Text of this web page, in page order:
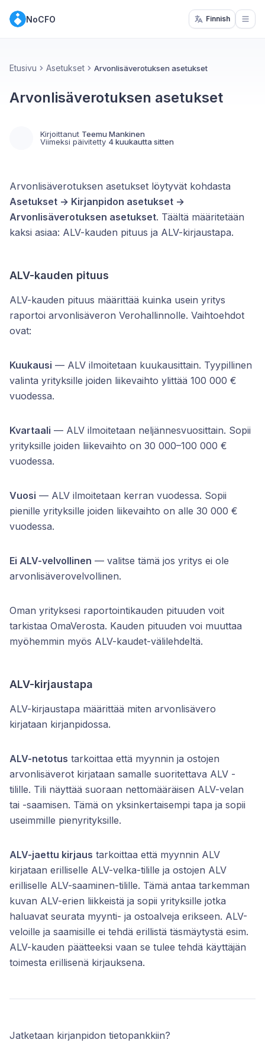
NoCFO Finnish
Etusivu Asetukset Arvonlisäverotuksen asetukset
Arvonlisäverotuksen asetukset
Kirjoittanut Teemu Mankinen
Viimeksi päivitetty 4 kuukautta sitten
Arvonlisäverotuksen asetukset löytyvät kohdasta
Asetukset → Kirjanpidon asetukset →
Arvonlisäverotuksen asetukset. Täältä määritetään
kaksi asiaa: ALV-kauden pituus ja ALV-kirjaustapa.
ALV-kauden pituus
ALV-kauden pituus määrittää kuinka usein yritys
raportoi arvonlisäveron Verohallinnolle. Vaihtoehdot
ovat:
Kuukausi — ALV ilmoitetaan kuukausittain. Tyypillinen
valinta yrityksille joiden liikevaihto ylittää 100 000 €
vuodessa.
Kvartaali — ALV ilmoitetaan neljännesvuosittain. Sopii
yrityksille joiden liikevaihto on 30 000–100 000 €
vuodessa.
Vuosi — ALV ilmoitetaan kerran vuodessa. Sopii
pienille yrityksille joiden liikevaihto on alle 30 000 €
vuodessa.
Ei ALV-velvollinen — valitse tämä jos yritys ei ole
arvonlisäverovelvollinen.
Oman yrityksesi raportointikauden pituuden voit
tarkistaa OmaVerosta. Kauden pituuden voi muuttaa
myöhemmin myös ALV-kaudet-välilehdeltä.
ALV-kirjaustapa
ALV-kirjaustapa määrittää miten arvonlisävero
kirjataan kirjanpidossa.
ALV-netotus tarkoittaa että myynnin ja ostojen
arvonlisäverot kirjataan samalle suoritettava ALV -
tilille. Tili näyttää suoraan nettomääräisen ALV-velan
tai -saamisen. Tämä on yksinkertaisempi tapa ja sopii
useimmille pienyrityksille.
ALV-jaettu kirjaus tarkoittaa että myynnin ALV
kirjataan erilliselle ALV-velka-tilille ja ostojen ALV
erilliselle ALV-saaminen-tilille. Tämä antaa tarkemman
kuvan ALV-erien liikkeistä ja sopii yrityksille jotka
haluavat seurata myynti- ja ostoalveja erikseen. ALV-
veloille ja saamisille ei tehdä erillistä täsmäytystä esim.
ALV-kauden päätteeksi vaan se tulee tehdä käyttäjän
toimesta erillisenä kirjauksena.
Jatketaan kirjanpidon tietopankkiin?